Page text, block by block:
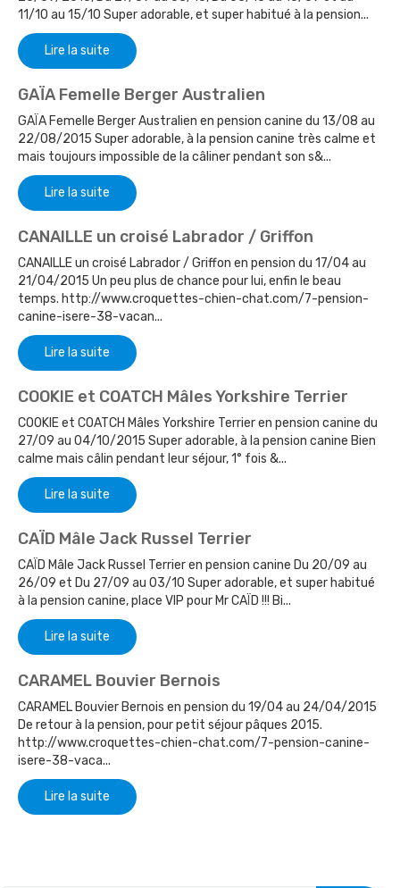
11/10 au 15/10 Super adorable, et super habitué à la pension...
Lire la suite
GAÏA Femelle Berger Australien
GAÏA Femelle Berger Australien en pension canine du 13/08 au
22/08/2015 Super adorable, à la pension canine très calme et
mais toujours impossible de la câliner pendant son s&...
Lire la suite
CANAILLE un croisé Labrador / Griffon
CANAILLE un croisé Labrador / Griffon en pension du 17/04 au
21/04/2015 Un peu plus de chance pour lui, enfin le beau
temps. http://www.croquettes-chien-chat.com/7-pension-
canine-isere-38-vacan...
Lire la suite
COOKIE et COATCH Mâles Yorkshire Terrier
COOKIE et COATCH Mâles Yorkshire Terrier en pension canine du
27/09 au 04/10/2015 Super adorable, à la pension canine Bien
calme mais câlin pendant leur séjour, 1° fois &...
Lire la suite
CAÏD Mâle Jack Russel Terrier
CAÏD Mâle Jack Russel Terrier en pension canine Du 20/09 au
26/09 et Du 27/09 au 03/10 Super adorable, et super habitué
à la pension canine, place VIP pour Mr CAÏD !!! Bi...
Lire la suite
CARAMEL Bouvier Bernois
CARAMEL Bouvier Bernois en pension du 19/04 au 24/04/2015
De retour à la pension, pour petit séjour pâques 2015.
http://www.croquettes-chien-chat.com/7-pension-canine-
isere-38-vaca...
Lire la suite